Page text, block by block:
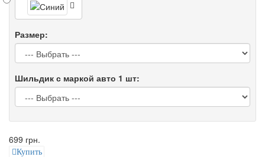
Размер:
Шильдик с маркой авто 1 шт:
699 грн.
Купить